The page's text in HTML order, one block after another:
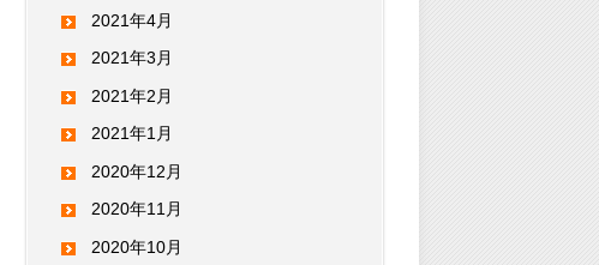
2021年4月
2021年3月
2021年2月
2021年1月
2020年12月
2020年11月
2020年10月